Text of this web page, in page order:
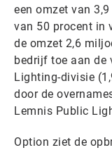
een omzet van
van 50 procent in
de omzet 2,6
bedrijf toe aan de
Lighting-divisie
door de
Lemnis Public
Option ziet de